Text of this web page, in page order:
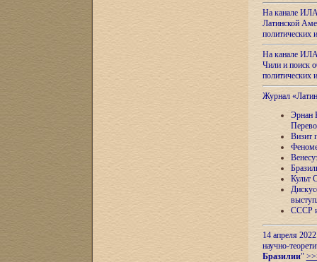
На канале
Латинской
На канале
Чили и поиск
Журнал
Эрнан
Визит
Культ
СССР и
14 апреля
научно-
Бразилии"